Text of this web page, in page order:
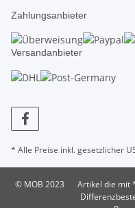
Zahlungsanbieter
Versandanbieter
* Alle Preise inkl. gesetzlicher
© MOB 2023
Artikel die mit